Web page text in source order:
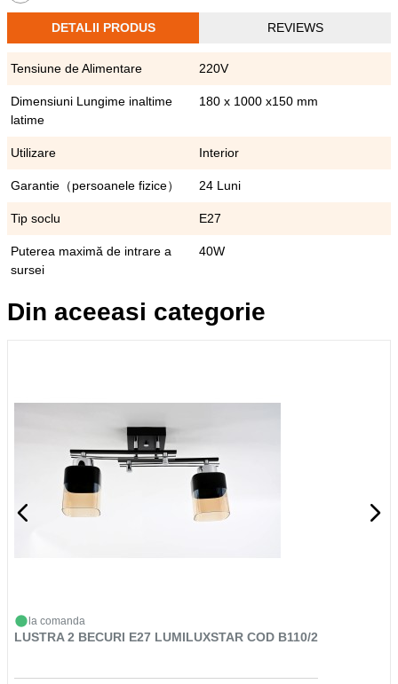
DETALII PRODUS REVIEWS
Tensiune de Alimentare 220V
Dimensiuni Lungime inaltime
latime
180 x 1000 x150 mm
Utilizare Interior
Garantie（persoanele fizice） 24 Luni
Tip soclu E27
Puterea maximă de intrare a
sursei
40W
Din aceeasi categorie
la comanda
LUSTRA 2 BECURI E27 LUMILUXSTAR COD B110/2